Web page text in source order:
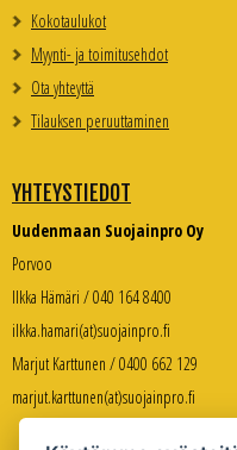
Kokotaulukot
Myynti- ja toimitusehdot
Ota yhteyttä
Tilauksen peruuttaminen
YHTEYSTIEDOT
Uudenmaan Suojainpro Oy
Porvoo
Ilkka Hämäri / 040 164 8400
ilkka.hamari(at)suojainpro.fi
Marjut Karttunen / 0400 662 129
marjut.karttunen(at)suojainpro.fi